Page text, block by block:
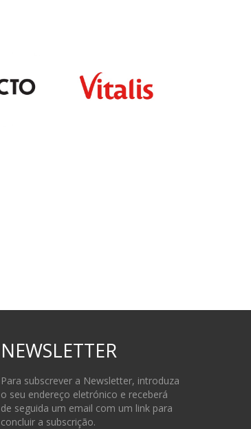
NEWSLETTER
Para subscrever a Newsletter, introduza
o seu endereço eletrónico e receberá
de seguida um email com um link para
concluir a subscrição.